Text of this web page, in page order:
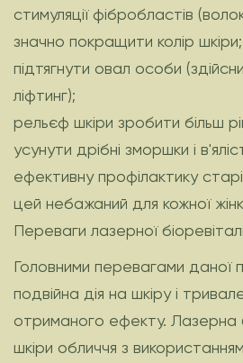
стимуляції фібробластів
значно покращити колір шкіри;
підтягнути овал особи
ліфтинг);
рельєф шкіри зробити більш
усунути дрібні зморшки і
ефективну профілактику
цей небажаний для кожної
Переваги лазерної
Головними перевагами даної
подвійна дія на шкіру і
отриманого ефекту. Лазерна
шкіри обличчя з